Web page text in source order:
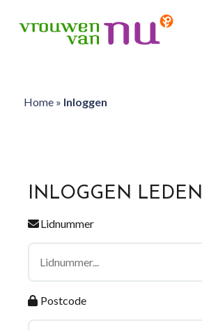
Home» Inloggen
INLOGGEN LEDEN
Lidnummer
Postcode